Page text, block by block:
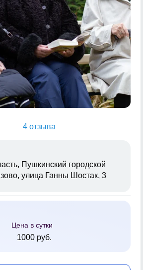
4 отзыва
Пушкинский городской
улица Ганны Шостак, 3
Цена в сутки
1000 руб.